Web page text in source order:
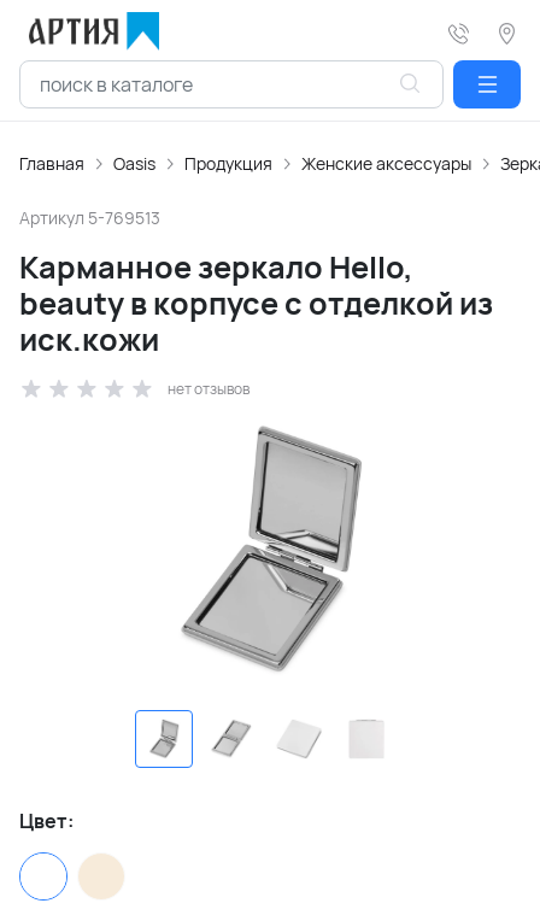
Главная Oasis Продукция Женские аксессуары
Артикул 5-769513
Карманное зеркало Hello,
beauty в корпусе с отделкой из
иск.кожи
нет отзывов
Цвет: